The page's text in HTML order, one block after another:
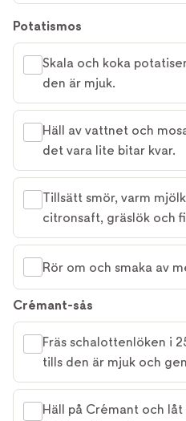
Potatismos
Skala och koka
den är mjuk.
Häll av vattnet och
det vara lite bitar kvar.
Tillsätt smör, varm
citronsaft, gräslök och
Rör om och smaka av
Crémant-sås
Fräs schalottenlöken i
tills den är mjuk och
Häll på Crémant och